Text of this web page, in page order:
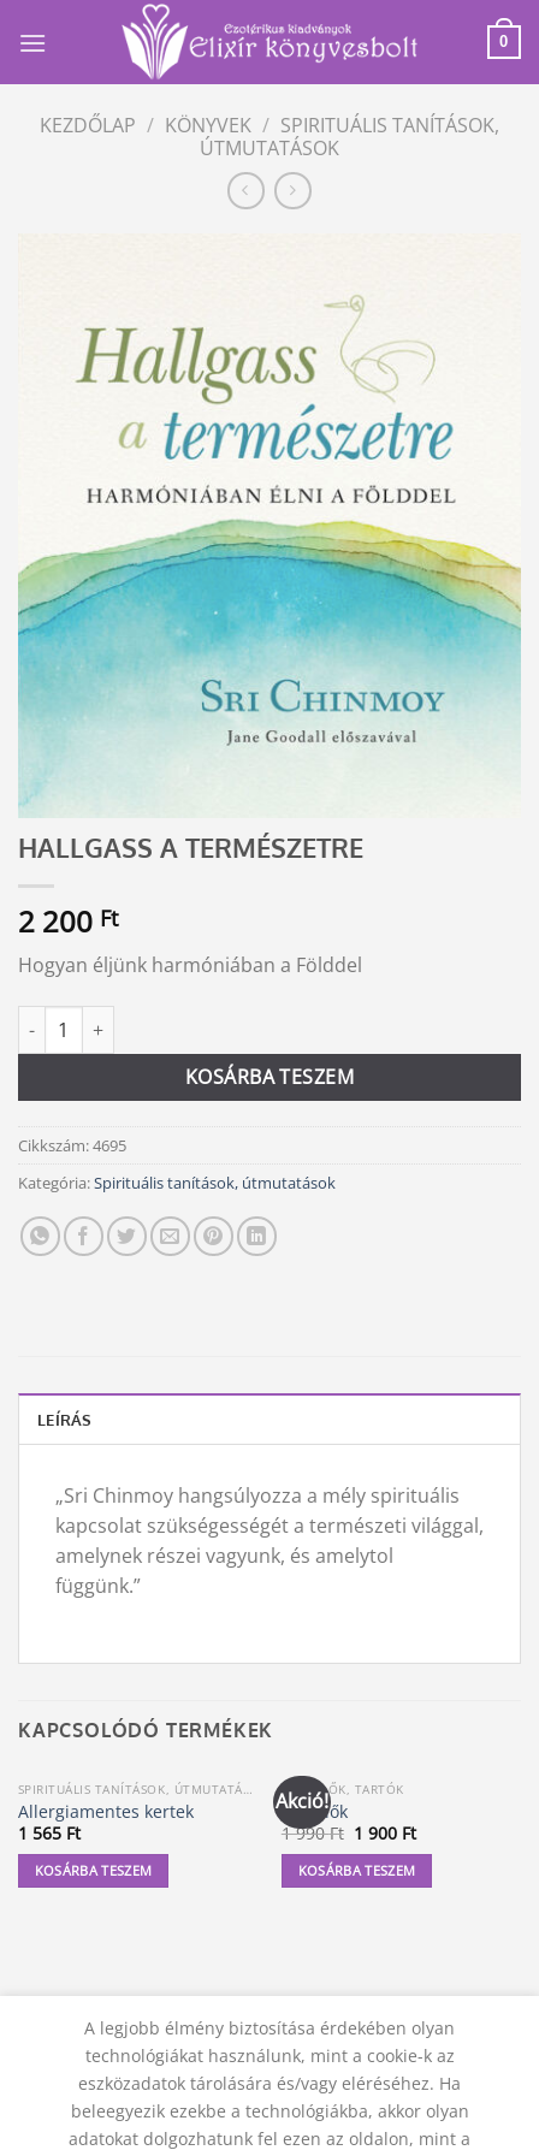
0
KEZDŐLAP / KÖNYVEK / SPIRITUÁLIS TANÍTÁSOK,
ÚTMUTATÁSOK
HALLGASS A TERMÉSZETRE
2 200 Ft
Hogyan éljünk harmóniában a Földdel
HALLGASS A TERMÉSZETRE mennyiség
KOSÁRBA TESZEM
Alternative:
Cikkszám:4695
Kategória:Spirituális tanítások, útmutatások
LEÍRÁS
„Sri Chinmoy hangsúlyozza a mély spirituális
kapcsolat szükségességét a természeti világgal,
amelynek részei vagyunk, és amelytol
függünk.”
KAPCSOLÓDÓ TERMÉKEK
SPIRITUÁLIS TANÍTÁSOK, ÚTMUTATÁSOK
Allergiamentes kertek
1 565 Ft
KOSÁRBA TESZEM
Akció!
FÜSTÖLŐK, TARTÓK
Füstölők
1 990Ft Original
price
was:
1
990 Ft.
1 900 FtCurrent
price
is:
1
900 Ft.
KOSÁRBA TESZEM
KAPCSOLAT ADATVÉDELMI NYILATKOZAT
ÁSZF
A legjobb élmény biztosítása érdekében olyan
technológiákat használunk, mint a cookie-k az
eszközadatok tárolására és/vagy eléréséhez. Ha
beleegyezik ezekbe a technológiákba, akkor olyan
adatokat dolgozhatunk fel ezen az oldalon, mint a